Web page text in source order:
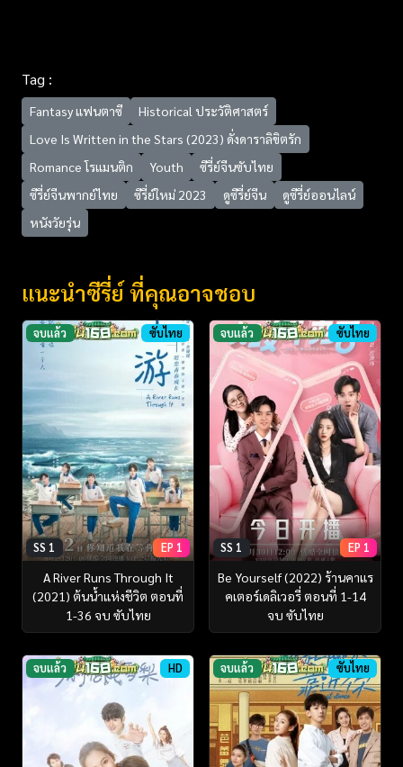
Tag :
Fantasy แฟนตาซี
Historical ประวัติศาสตร์
Love Is Written in the Stars (2023) ดั่งดาราลิขิตรัก
Romance โรแมนติก
Youth
ซีรี่ย์จีนซับไทย
ซีรี่ย์จีนพากย์ไทย
ซีรี่ย์ใหม่ 2023 ดูซีรี่ย์จีน
ดูซีรี่ย์ออนไลน์
หนังวัยรุ่น
แนะนำซีรี่ย์ ที่คุณอาจชอบ
จบแล้ว ซับไทย
SS 1 EP 1
A River Runs Through It
(2021) ต้นน้ำแห่งชีวิต ตอนที่
1-36 จบ ซับไทย
จบแล้ว ซับไทย
SS 1 EP 1
Be Yourself (2022) ร้านคาแร
คเตอร์เดลิเวอรี่ ตอนที่ 1-14
จบ ซับไทย
จบแล้ว HD จบแล้ว ซับไทย